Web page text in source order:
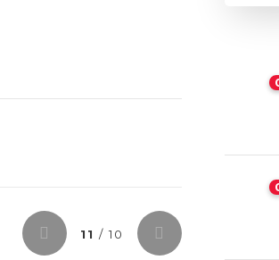
11 / 10